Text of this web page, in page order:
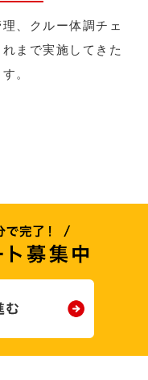
、クルー体調チェ
まで実施してきた
。